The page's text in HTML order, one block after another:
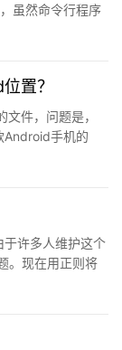
虽然命令行程序
此程…
置？
件，问题是，
Android手机的
许多人维护这个
。现在用正则将
何快…